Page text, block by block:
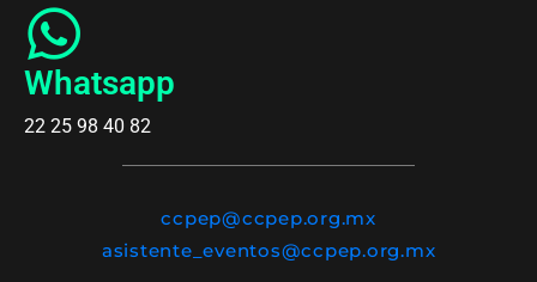
Whatsapp
22 25 98 40 82
ccpep@ccpep.org.mx
asistente_eventos@ccpep.org.mx